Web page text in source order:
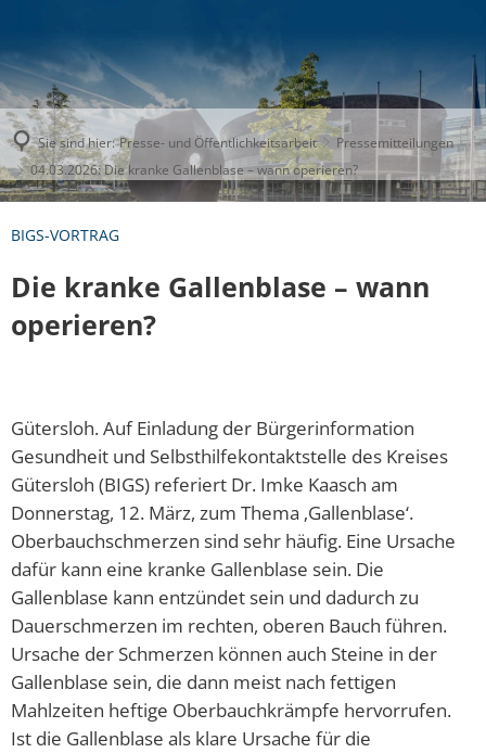
Sie sind hier: Presse- und Öffentlichkeitsarbeit
Pressemitteilungen
04.03.2026: Die kranke Gallenblase – wann operieren?
BIGS-VORTRAG
Die kranke Gallenblase – wann
operieren?
Gütersloh. Auf Einladung der Bürgerinformation
Gesundheit und Selbsthilfekontaktstelle des Kreises
Gütersloh (BIGS) referiert Dr. Imke Kaasch am
Donnerstag, 12. März, zum Thema ‚Gallenblase‘.
Oberbauchschmerzen sind sehr häufig. Eine Ursache
dafür kann eine kranke Gallenblase sein. Die
Gallenblase kann entzündet sein und dadurch zu
Dauerschmerzen im rechten, oberen Bauch führen.
Ursache der Schmerzen können auch Steine in der
Gallenblase sein, die dann meist nach fettigen
Mahlzeiten heftige Oberbauchkrämpfe hervorrufen.
Ist die Gallenblase als klare Ursache für die